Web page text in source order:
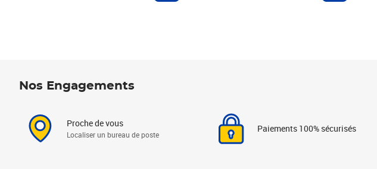
Nos Engagements
Proche de vous
Localiser un bureau de poste
Paiements 100% sécurisés